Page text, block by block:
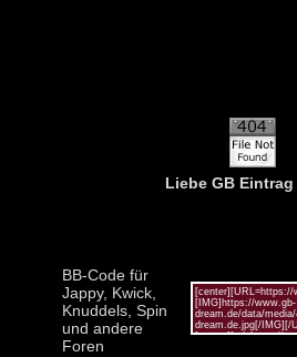
Liebe GB Eintrag
BB-Code für
Jappy, Kwick,
Knuddels, Spin
und andere
Foren